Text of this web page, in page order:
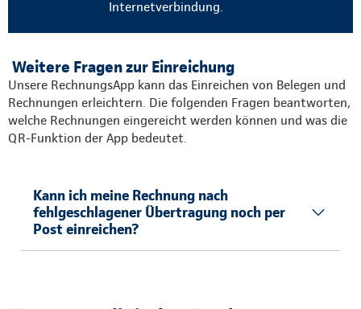
Internetverbindung.
Weitere Fragen zur Einreichung
Unsere RechnungsApp kann das Einreichen von Belegen und
Rechnungen erleichtern. Die folgenden Fragen beantworten,
welche Rechnungen eingereicht werden können und was die
QR-Funktion der App bedeutet.
Kann ich meine Rechnung nach
fehlgeschlagener Übertragung noch per
Post einreichen?